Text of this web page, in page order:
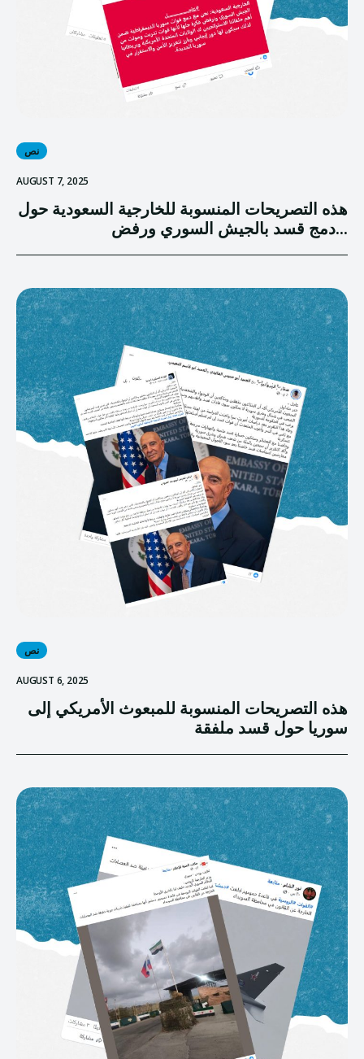
نص
AUGUST 7, 2025
هذه التصريحات المنسوبة للخارجية السعودية حول
دمج قسد بالجيش السوري ورفض...
نص
AUGUST 6, 2025
هذه التصريحات المنسوبة للمبعوث الأمريكي إلى
سوريا حول قسد ملفقة